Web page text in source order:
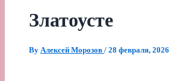
Златоусте
By Алексей Морозов / 28 февраля, 2026